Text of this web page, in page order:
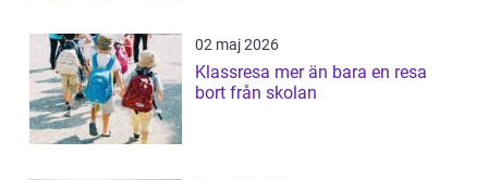
02 maj 2026
Klassresa mer än bara en resa
bort från skolan